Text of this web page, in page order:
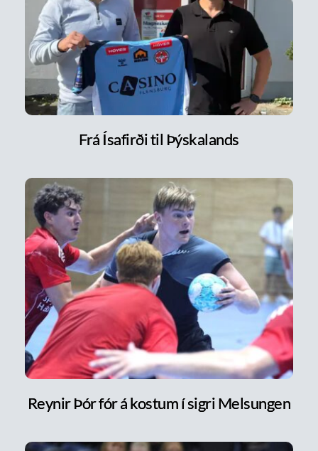
Frá Ísafirði til Þýskalands
Reynir Þór fór á kostum í sigri Melsungen